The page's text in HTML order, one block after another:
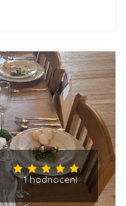
1 hodnocení